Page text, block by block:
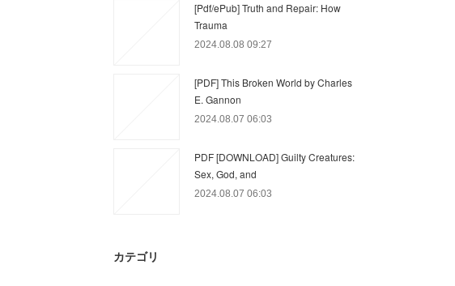
[Pdf/ePub] Truth and Repair: How
Trauma
2024.08.08 09:27
[PDF] This Broken World by Charles
E. Gannon
2024.08.07 06:03
PDF [DOWNLOAD] Guilty Creatures:
Sex, God, and
2024.08.07 06:03
カテゴリ